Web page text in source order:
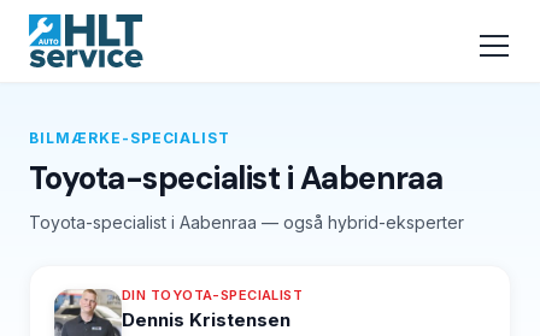
BILMÆRKE-SPECIALIST
Toyota-specialist i Aabenraa
Toyota-specialist i Aabenraa — også hybrid-eksperter
DIN TOYOTA-SPECIALIST
Dennis Kristensen